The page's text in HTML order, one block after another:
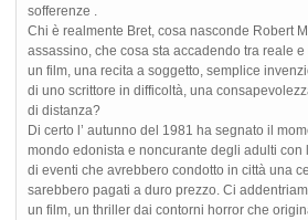
sofferenze .
Chi è realmente Bret, cosa nasconde Robert
assassino, che cosa sta accadendo tra reale
un film, una recita a soggetto, semplice
di uno scrittore in difficoltà, una
di distanza?
Di certo l’ autunno del 1981 ha segnato il
mondo edonista e noncurante degli adulti con
di eventi che avrebbero condotto in città una
sarebbero pagati a duro prezzo. Ci
un film, un thriller dai contorni horror che